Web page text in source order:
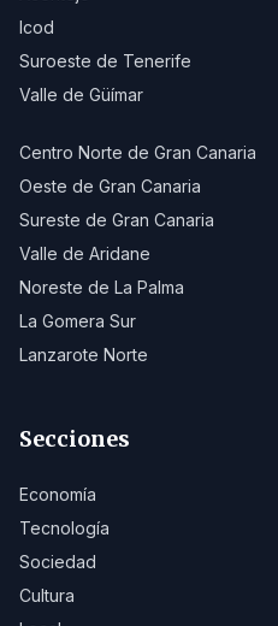
Icod
Suroeste de Tenerife
Valle de Güímar
Centro Norte de Gran Canaria
Oeste de Gran Canaria
Sureste de Gran Canaria
Valle de Aridane
Noreste de La Palma
La Gomera Sur
Lanzarote Norte
Secciones
Economía
Tecnología
Sociedad
Cultura